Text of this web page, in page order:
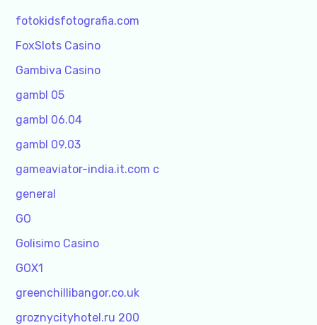
fotokidsfotografia.com
FoxSlots Casino
Gambiva Casino
gambl 05
gambl 06.04
gambl 09.03
gameaviator-india.it.com c
general
GO
Golisimo Casino
GOX1
greenchillibangor.co.uk
groznycityhotel.ru 200